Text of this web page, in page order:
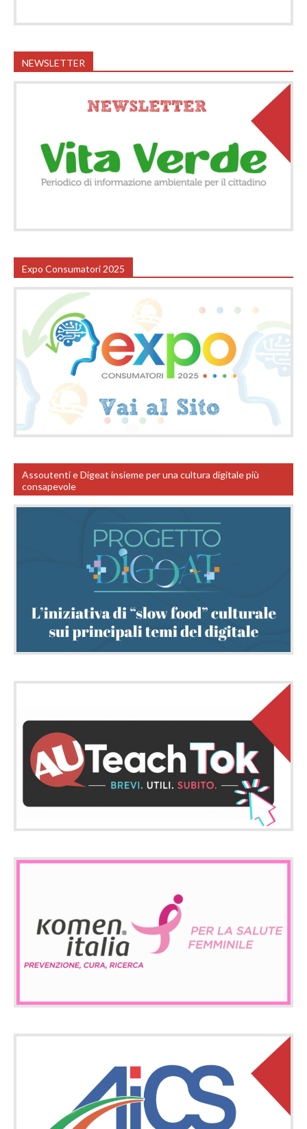
NEWSLETTER
Expo Consumatori 2025
Assoutenti e Digeat insieme per una cultura digitale più
consapevole